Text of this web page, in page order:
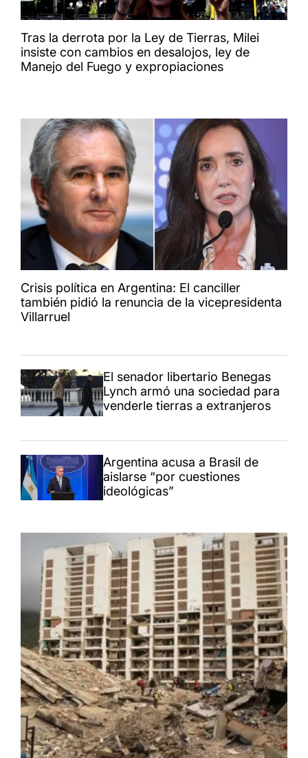
Tras la derrota por la Ley de Tierras, Milei
insiste con cambios en desalojos, ley de
Manejo del Fuego y expropiaciones
Crisis política en Argentina: El canciller
también pidió la renuncia de la vicepresidenta
Villarruel
El senador libertario Benegas
Lynch armó una sociedad para
venderle tierras a extranjeros
Argentina acusa a Brasil de
aislarse “por cuestiones
ideológicas”